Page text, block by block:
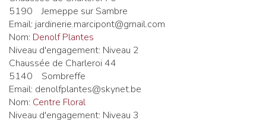
5190
Jemeppe sur Sambre
Email: jardinerie.marcipont@gmail.com
Nom: Denolf Plantes
Niveau d'engagement: Niveau 2
Chaussée de Charleroi 44
5140
Sombreffe
Email: denolfplantes@skynet.be
Nom: Centre Floral
Niveau d'engagement: Niveau 3